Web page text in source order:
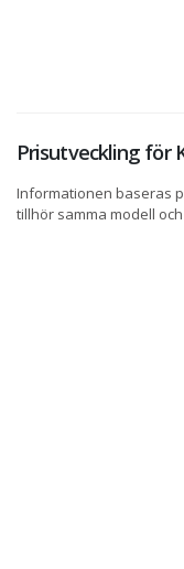
Prisutveckling för
Informationen baseras
tillhör samma modell